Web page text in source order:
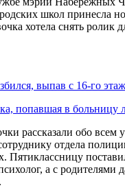
школ принесла
хотела снять ролик
выпав с 16-го
попавшая в больницу
рассказали обо
отдела
Пятиклассницу
а с родителями